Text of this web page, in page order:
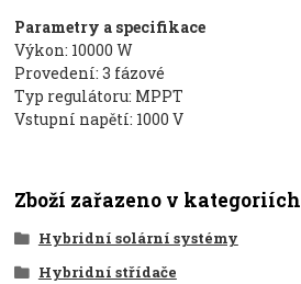
Parametry a specifikace
Výkon: 10000 W
Provedení: 3 fázové
Typ regulátoru: MPPT
Vstupní napětí: 1000 V
Zboží zařazeno v kategoriích
Hybridní solární systémy
Hybridní střídače